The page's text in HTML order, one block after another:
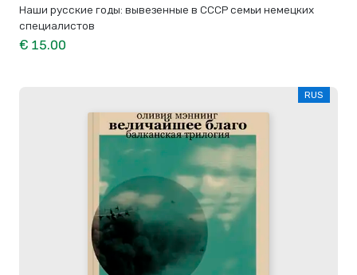
Наши русские годы: вывезенные в СССР семьи немецких
специалистов
€ 15.00
RUS